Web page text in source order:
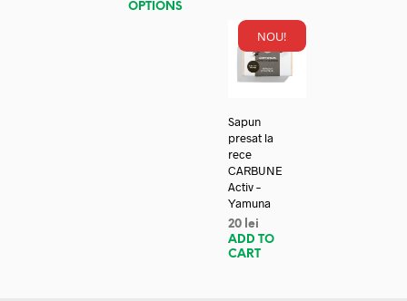
OPTIONS
NOU!
Sapun
presat la
rece
CARBUNE
Activ –
Yamuna
20 lei
ADD TO
CART